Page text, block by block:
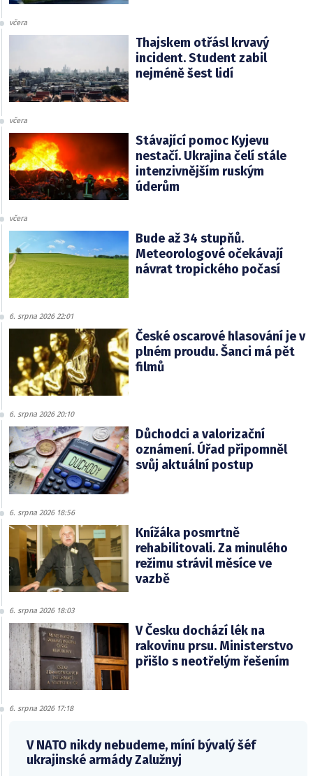
včera
Thajskem otřásl krvavý
incident. Student zabil
nejméně šest lidí
včera
Stávající pomoc Kyjevu
nestačí. Ukrajina čelí stále
intenzivnějším ruským
úderům
včera
Bude až 34 stupňů.
Meteorologové očekávají
návrat tropického počasí
6. srpna 2026 22:01
České oscarové hlasování je v
plném proudu. Šanci má pět
filmů
6. srpna 2026 20:10
Důchodci a valorizační
oznámení. Úřad připomněl
svůj aktuální postup
6. srpna 2026 18:56
Knížáka posmrtně
rehabilitovali. Za minulého
režimu strávil měsíce ve
vazbě
6. srpna 2026 18:03
V Česku dochází lék na
rakovinu prsu. Ministerstvo
přišlo s neotřelým řešením
6. srpna 2026 17:18
V NATO nikdy nebudeme, míní bývalý šéf
ukrajinské armády Zalužnyj